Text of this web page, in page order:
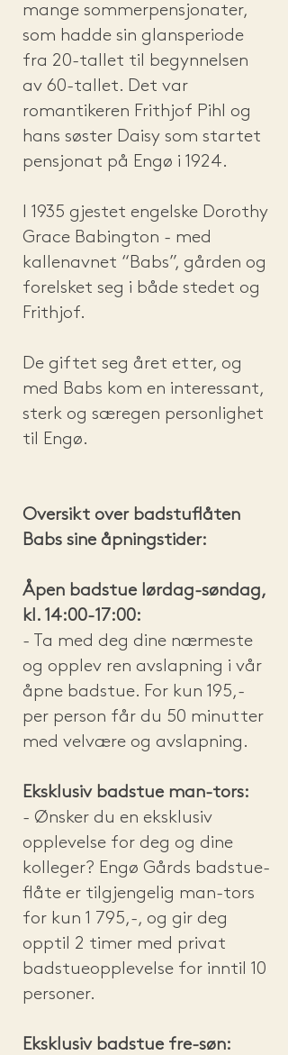
mange sommerpensjonater,
som hadde sin glansperiode
fra 20-tallet til begynnelsen
av 60-tallet. Det var
romantikeren Frithjof Pihl og
hans søster Daisy som startet
pensjonat på Engø i 1924.
I 1935 gjestet engelske Dorothy
Grace Babington - med
kallenavnet “Babs”, gården og
forelsket seg i både stedet og
Frithjof.
De giftet seg året etter, og
med Babs kom en interessant,
sterk og særegen personlighet
til Engø.
Oversikt over badstuflåten
Babs sine åpningstider:
Åpen badstue lørdag-søndag,
kl. 14:00-17:00:
- Ta med deg dine nærmeste
og opplev ren avslapning i vår
åpne badstue. For kun 195,-
per person får du 50 minutter
med velvære og avslapning.
Eksklusiv badstue man-tors:
- Ønsker du en eksklusiv
opplevelse for deg og dine
kolleger? Engø Gårds badstue-
flåte er tilgjengelig man-tors
for kun 1 795,-, og gir deg
opptil 2 timer med privat
badstueopplevelse for inntil 10
personer.
Eksklusiv badstue fre-søn: